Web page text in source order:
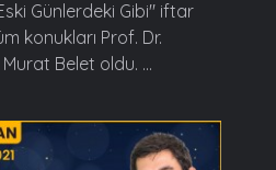
Günlerdeki Gibi" iftar
konukları Prof. Dr.
Belet oldu. ...